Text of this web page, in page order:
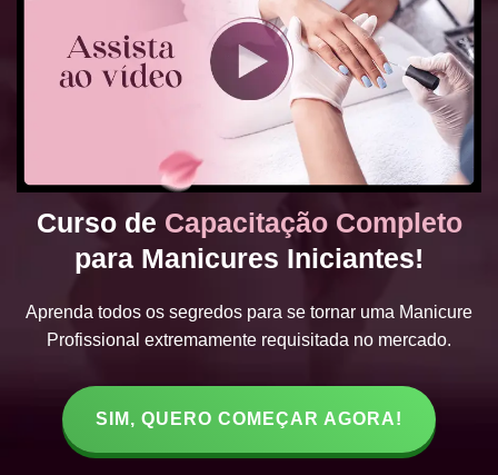
Curso de Capacitação Completo
para Manicures Iniciantes!
Aprenda todos os segredos para se tornar uma Manicure
Profissional extremamente requisitada no mercado.
SIM, QUERO COMEÇAR AGORA!